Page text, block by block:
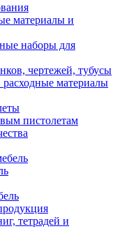
материалы и
наборы для
чертежей, тубусы
материалы
пистолетам
тетрадей и